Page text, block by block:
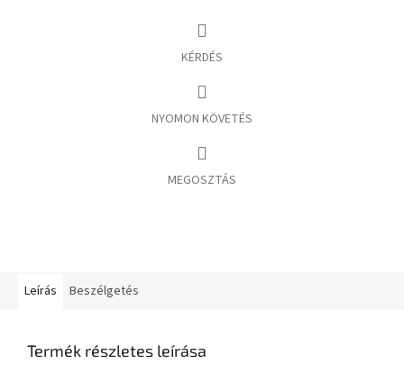
KÉRDÉS
NYOMON KÖVETÉS
MEGOSZTÁS
Leírás Beszélgetés
Termék részletes leírása